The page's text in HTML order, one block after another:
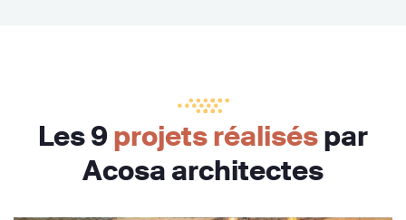
Les 9 projets réaliséspar
Acosa architectes